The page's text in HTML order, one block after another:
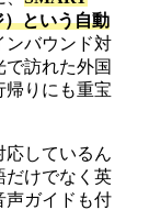
という自動
ンバウンド対
訪れた外国
帰りにも重宝
応しているん
だけでなく英
声ガイドも付